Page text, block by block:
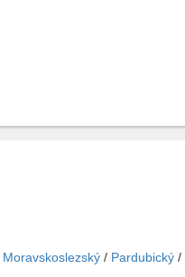
Moravskoslezský / Pardubický /